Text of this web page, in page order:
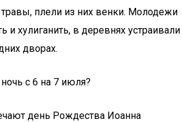
плели из них венки. Молодежи
и хулиганить, в деревнях устраивали
дворах.
с 6 на 7 июля?
день Рождества Иоанна